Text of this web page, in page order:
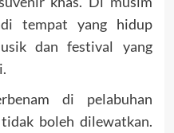
tempat yang hidup
dan festival yang
di pelabuhan
boleh dilewatkan.